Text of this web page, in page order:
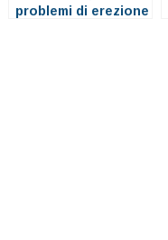
problemi di erezione